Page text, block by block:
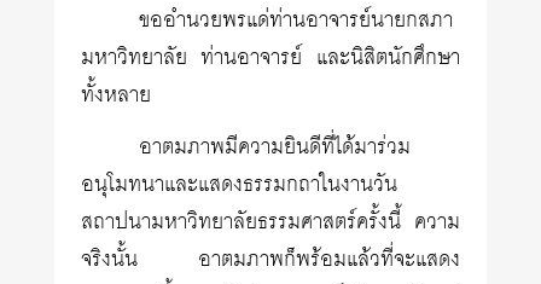
ขออำนวยพรแด่ท่านอาจารย์นายกสภา
มหาวิทยาลัย ท่านอาจารย์ และนิสิตนักศึกษา
ทั้งหลาย
อาตมภาพมีความยินดีที่ได้มาร่วม
อนุโมทนาและแสดงธรรมกถาในงานวัน
สถาปนามหาวิทยาลัยธรรมศาสตร์ครั้งนี้ ความ
จริงนั้น อาตมภาพก็พร้อมแล้วที่จะแสดง